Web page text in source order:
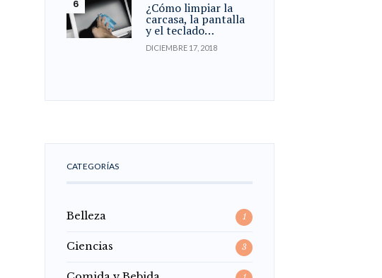
¿Cómo limpiar la
carcasa, la pantalla
y el teclado…
DICIEMBRE 17, 2018
CATEGORÍAS
Belleza 1
Ciencias 3